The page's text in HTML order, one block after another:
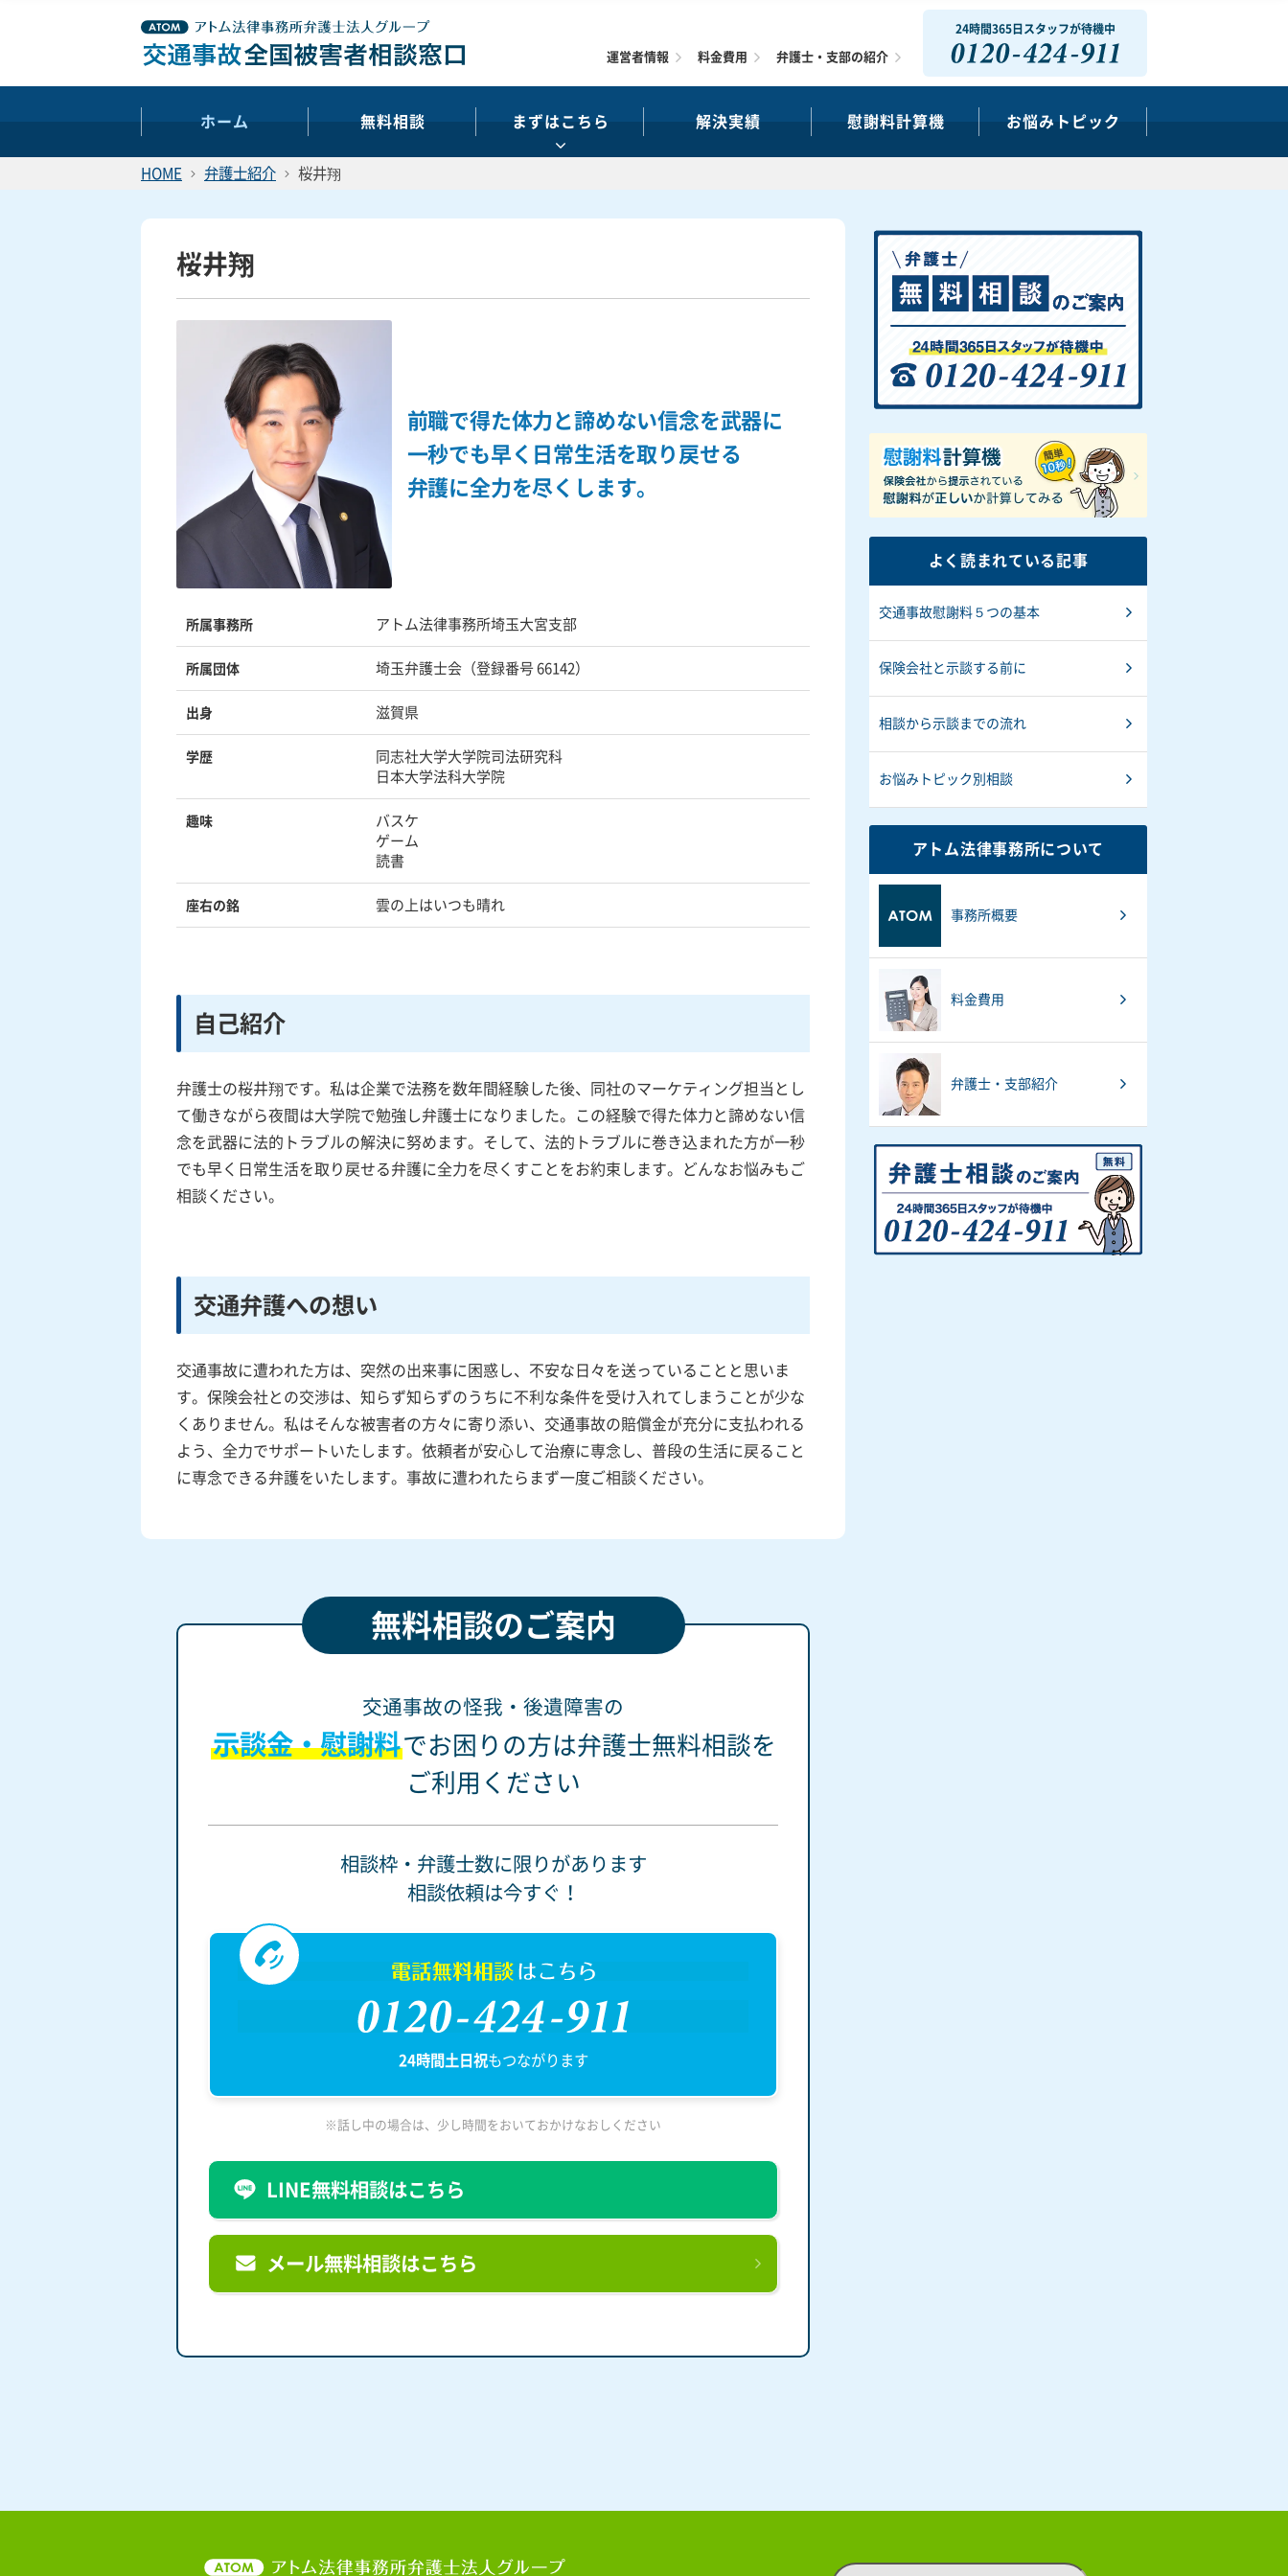
24時間365日スタッフが待機中
0120-424-911
ホーム 無料相談 まずはこちら 解決実績 慰謝料計算機 お悩みトピック
運営者情報 料金費用 弁護士・支部の紹介
HOME 弁護士紹介 桜井翔
桜井翔
前職で得た体力と諦めない信念を武器に
一秒でも早く日常生活を取り戻せる
弁護に全力を尽くします。
所属事務所 アトム法律事務所埼玉大宮支部
所属団体 埼玉弁護士会（登録番号 66142）
出身 滋賀県
学歴
同志社大学大学院司法研究科
日本大学法科大学院
趣味
バスケ
ゲーム
読書
座右の銘 雲の上はいつも晴れ
自己紹介
弁護士の桜井翔です。私は企業で法務を数年間経験した後、同社のマーケティング担当とし
て働きながら夜間は大学院で勉強し弁護士になりました。この経験で得た体力と諦めない信
念を武器に法的トラブルの解決に努めます。そして、法的トラブルに巻き込まれた方が一秒
でも早く日常生活を取り戻せる弁護に全力を尽くすことをお約束します。どんなお悩みもご
相談ください。
交通弁護への想い
交通事故に遭われた方は、突然の出来事に困惑し、不安な日々を送っていることと思いま
す。保険会社との交渉は、知らず知らずのうちに不利な条件を受け入れてしまうことが少な
くありません。私はそんな被害者の方々に寄り添い、交通事故の賠償金が充分に支払われる
よう、全力でサポートいたします。依頼者が安心して治療に専念し、普段の生活に戻ること
に専念できる弁護をいたします。事故に遭われたらまず一度ご相談ください。
無料相談のご案内
交通事故の怪我・後遺障害の
示談金・慰謝料でお困りの方は弁護士無料相談を
ご利用ください
相談枠・弁護士数に限りがあります
相談依頼は今すぐ！
電話無料相談はこちら
0120-424-911
24時間土日祝もつながります
※話し中の場合は、少し時間をおいておかけなおしください
LINE無料相談はこちら
メール無料相談はこちら
よく読まれている記事
交通事故慰謝料５つの基本
保険会社と示談する前に
相談から示談までの流れ
お悩みトピック別相談
アトム法律事務所について
事務所概要
料金費用
弁護士・支部紹介